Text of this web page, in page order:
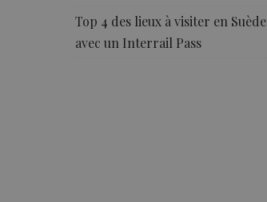
Top 4 des lieux à visiter en Suède
avec un Interrail Pass